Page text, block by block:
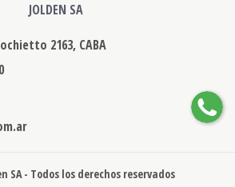
JOLDEN SA
2163, CABA
SA - Todos los derechos reservados